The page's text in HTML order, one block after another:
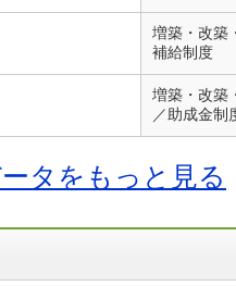
増築・改築
補給制度
増築・改築
／助成金制
タをもっと見る